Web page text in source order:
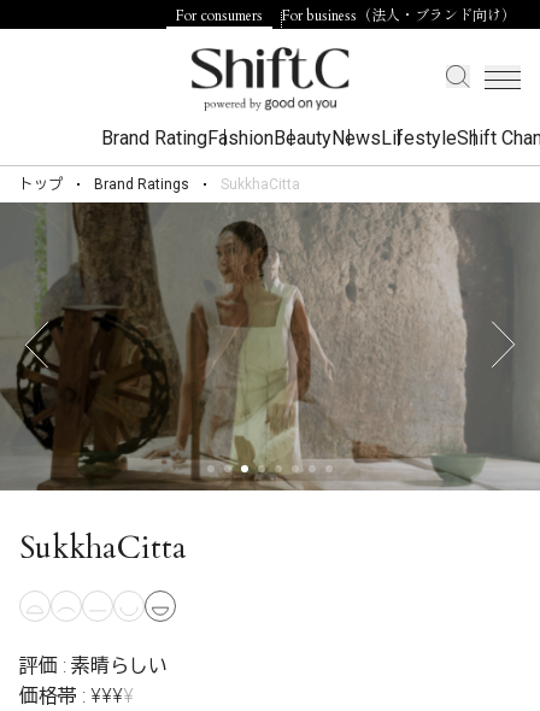
For consumers For business（法人・ブランド向け）
Brand RatingFashionBeautyNewsLifestyleShift
トップ Brand Ratings SukkhaCitta
SukkhaCitta
評価 : 素晴らしい
価格帯 : ¥¥¥¥